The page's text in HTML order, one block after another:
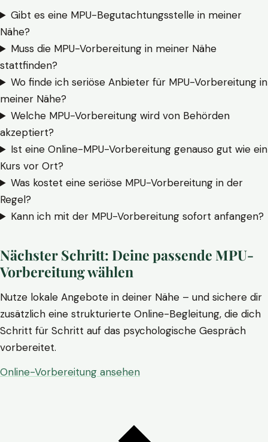
Gibt es eine MPU-Begutachtungsstelle in meiner
Nähe?
Muss die MPU-Vorbereitung in meiner Nähe
stattfinden?
Wo finde ich seriöse Anbieter für MPU-Vorbereitung in
meiner Nähe?
Welche MPU-Vorbereitung wird von Behörden
akzeptiert?
Ist eine Online-MPU-Vorbereitung genauso gut wie ein
Kurs vor Ort?
Was kostet eine seriöse MPU-Vorbereitung in der
Regel?
Kann ich mit der MPU-Vorbereitung sofort anfangen?
Nächster Schritt: Deine passende MPU-
Vorbereitung wählen
Nutze lokale Angebote in deiner Nähe – und sichere dir
zusätzlich eine strukturierte Online-Begleitung, die dich
Schritt für Schritt auf das psychologische Gespräch
vorbereitet.
Online-Vorbereitung ansehen